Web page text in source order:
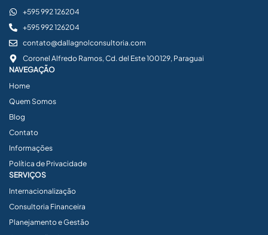
+595 992 126204
+595 992 126204
contato@dallagnolconsultoria.com
Coronel Alfredo Ramos, Cd. del Este 100129, Paraguai
NAVEGAÇÃO
Home
Quem Somos
Blog
Contato
Informações
Política de Privacidade
SERVIÇOS
Internacionalização
Consultoria Financeira
Planejamento e Gestão